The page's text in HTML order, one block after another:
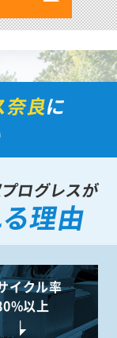
奈良に
ログレスが
理由
イクル率
以上